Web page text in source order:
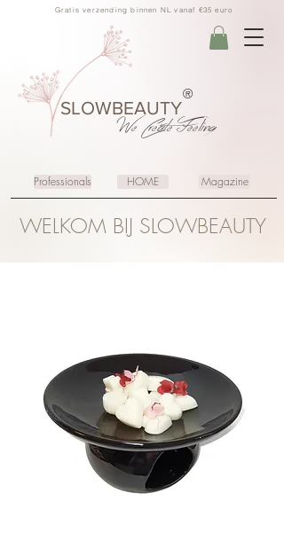
Gratis verzending binnen NL vanaf €35 euro
SLOWBEAUTY
We CreateFeeling
®
Professionals HOME Magazine
WELKOM BIJ SLOWBEAUTY